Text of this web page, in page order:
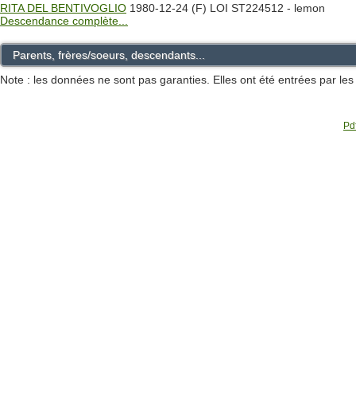
RITA DEL BENTIVOGLIO 1980-12-24 (F) LOI ST224512 - lemon
Descendance complète...
Parents, frères/soeurs, descendants...
Note : les données ne sont pas garanties. Elles ont été entrées par